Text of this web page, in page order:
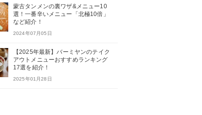
蒙古タンメンの裏ワザ&メニュー10
選！一番辛いメニュー「北極10倍」
など紹介！
2024年07月05日
【2025年最新】バーミヤンのテイク
アウトメニューおすすめランキング
17選を紹介！
2025年01月28日